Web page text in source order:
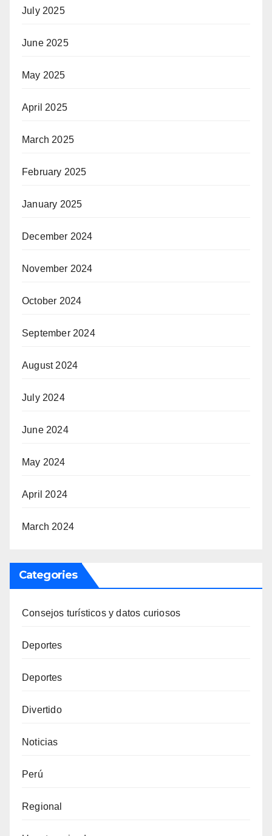
July 2025
June 2025
May 2025
April 2025
March 2025
February 2025
January 2025
December 2024
November 2024
October 2024
September 2024
August 2024
July 2024
June 2024
May 2024
April 2024
March 2024
Categories
Consejos turísticos y datos curiosos
Deportes
Deportes
Divertido
Noticias
Perú
Regional